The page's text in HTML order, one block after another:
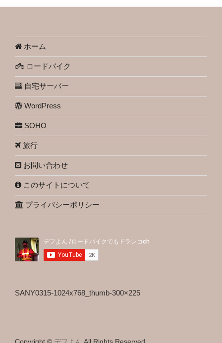
ホーム
ロードバイク
自宅サーバー
WordPress
SOHO
旅行
お問い合わせ
このサイトについて
プライバシーポリシー
SANY0315-1024x768_thumb-300×225